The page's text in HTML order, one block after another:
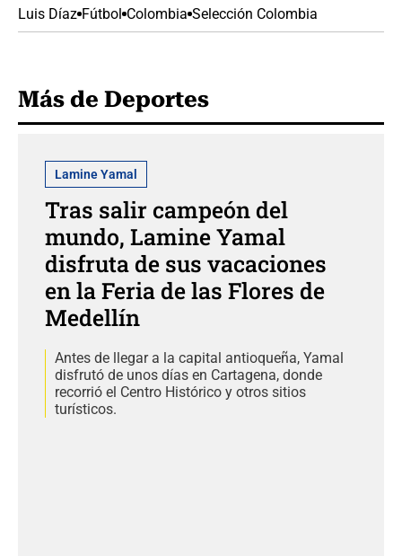
Luis Díaz Fútbol Colombia Selección Colombia
Más de Deportes
Lamine Yamal
Tras salir campeón del
mundo, Lamine Yamal
disfruta de sus vacaciones
en la Feria de las Flores de
Medellín
Antes de llegar a la capital antioqueña, Yamal
disfrutó de unos días en Cartagena, donde
recorrió el Centro Histórico y otros sitios
turísticos.